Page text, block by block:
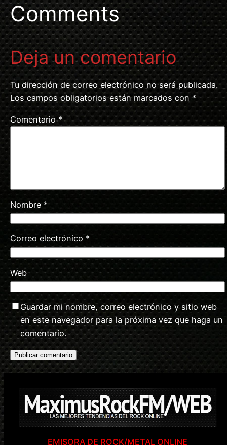
Comments
Deja un comentario
Tu dirección de correo electrónico no será publicada.
Los campos obligatorios están marcados con*
Comentario*
Nombre *
Correo electrónico *
Web
Guardar mi nombre, correo electrónico y sitio web
en este navegador para la próxima vez que haga un
comentario.
EMISORA DE ROCK/METAL ONLINE